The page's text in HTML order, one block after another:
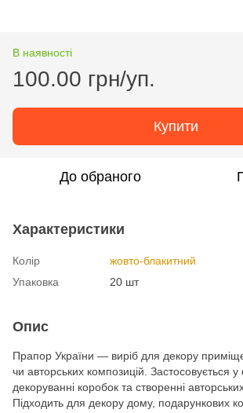
В наявності
100.00 грн/уп.
Купити
До обраного
Характеристики
Колір
жовто-блакитний
Упаковка
20 шт
Опис
Прапор України — виріб для декору
чи авторських композицій. Застосовується у
декоруванні коробок та створенні
Підходить для декору дому, подарункових